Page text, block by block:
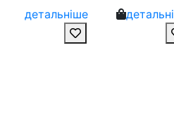
детальніше